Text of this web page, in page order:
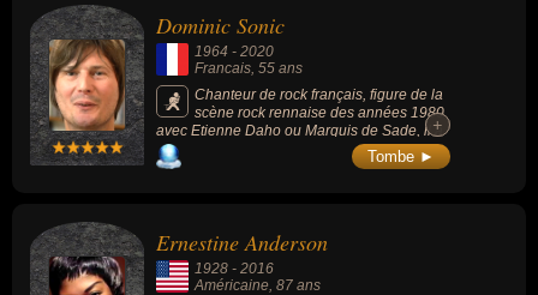
artiste, chanteur, chanteur de rock, guitariste, guitariste de rock,
acteur, animateur, chanteur de variétés, chroniqueur ou comique.
En ce qui concerne leurs nationalités au moment de leurs morts, ils
peuvent avoir été francais ou américain par exemple.
Dominic Sonic
1964 - 2020
Francais, 55 ans
Chanteur de rock français, figure de la
scène rock rennaise des années 1980
avec Etienne Daho ou Marquis de Sade, il a
sorti 6 albums entre 1987 et 2015 en 40 ans
de carrière.
+
+
Tombe ►
Ernestine Anderson
1928 - 2016
Américaine , 87 ans